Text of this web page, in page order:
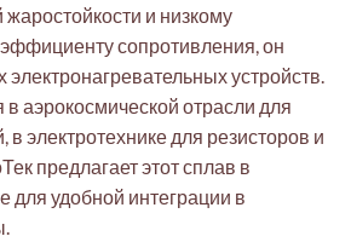
и низкому
сопротивления, он
устройств.
в аэрокосмической отрасли для
в электротехнике для резисторов и
предлагает этот сплав в
удобной интеграции в